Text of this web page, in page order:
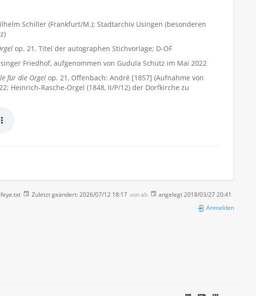
Schiller (Frankfurt/M.); Stadtarchiv Usingen (besonderen
op. 21. Titel der autographen Stichvorlage; D-OF
Friedhof, aufgenommen von Gudula Schütz im Mai 2022
für die Orgel op. 21, Offenbach: André [1857] (Aufnahme von
Heinrich-Rasche-Orgel (1848, II/P/12) der Dorfkirche zu
feye.txt Zuletzt geändert: 2026/07/12 18:17 vonab angelegt 2018/03/27 20:41
Anmelden